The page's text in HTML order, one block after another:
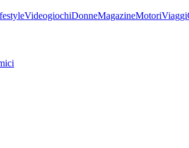
VideogiochiDonneMagazineMotoriViaggi